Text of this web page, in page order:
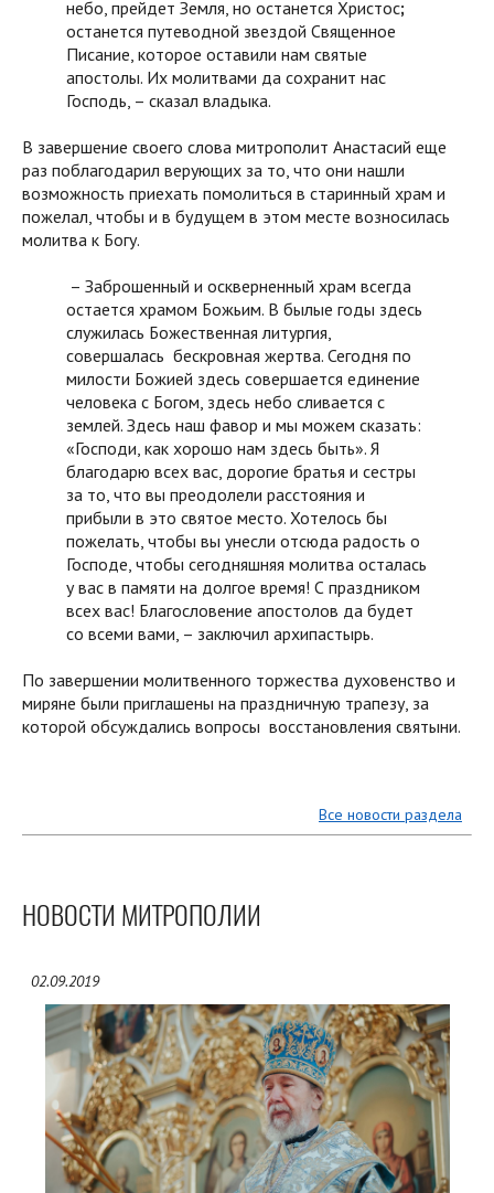
небо, прейдет Земля, но останется Христос;
останется путеводной звездой Священное
Писание, которое оставили нам святые
апостолы. Их молитвами да сохранит нас
Господь, – сказал владыка.
В завершение своего слова митрополит Анастасий еще
раз поблагодарил верующих за то, что они нашли
возможность приехать помолиться в старинный храм и
пожелал, чтобы и в будущем в этом месте возносилась
молитва к Богу.
– Заброшенный и оскверненный храм всегда
остается храмом Божьим. В былые годы здесь
служилась Божественная литургия,
совершалась бескровная жертва. Сегодня по
милости Божией здесь совершается единение
человека с Богом, здесь небо сливается с
землей. Здесь наш фавор и мы можем сказать:
«Господи, как хорошо нам здесь быть». Я
благодарю всех вас, дорогие братья и сестры
за то, что вы преодолели расстояния и
прибыли в это святое место. Хотелось бы
пожелать, чтобы вы унесли отсюда радость о
Господе, чтобы сегодняшняя молитва осталась
у вас в памяти на долгое время! С праздником
всех вас! Благословение апостолов да будет
со всеми вами, – заключил архипастырь.
По завершении молитвенного торжества духовенство и
миряне были приглашены на праздничную трапезу, за
которой обсуждались вопросы восстановления святыни.
Все новости раздела
НОВОСТИ МИТРОПОЛИИ
02.09.2019